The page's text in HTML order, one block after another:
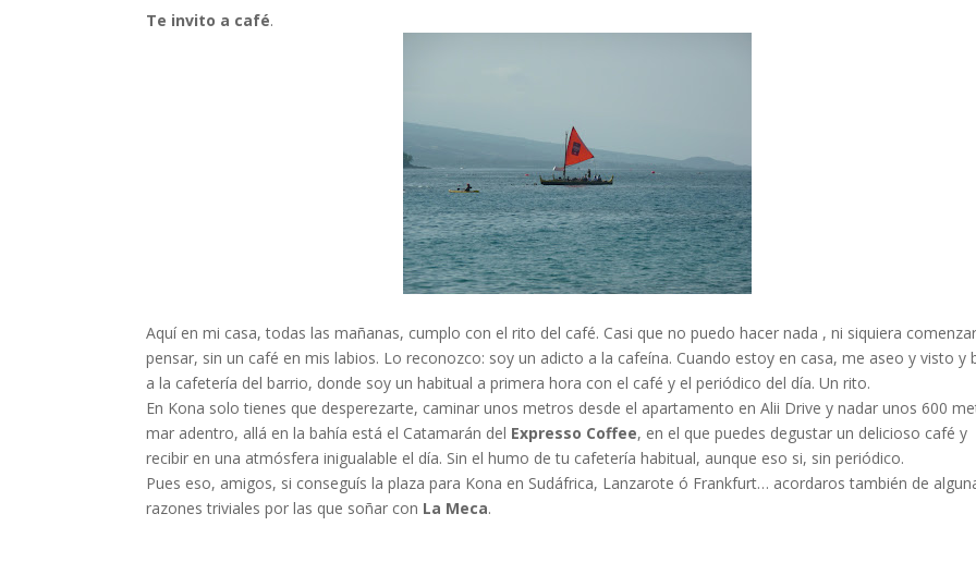
Te invito a café.
Aquí en mi casa, todas las mañanas, cumplo con el rito del café. Casi que no puedo hacer nada , ni siquiera
pensar, sin un café en mis labios. Lo reconozco: soy un adicto a la cafeína. Cuando estoy en casa, me aseo y visto y
a la cafetería del barrio, donde soy un habitual a primera hora con el café y el periódico del día. Un rito.
En Kona solo tienes que desperezarte, caminar unos metros desde el apartamento en Alii Drive y nadar unos 600
mar adentro, allá en la bahía está el Catamarán del Expresso Coffee, en el que puedes degustar un delicioso café y
recibir en una atmósfera inigualable el día. Sin el humo de tu cafetería habitual, aunque eso si, sin periódico.
Pues eso, amigos, si conseguís la plaza para Kona en Sudáfrica, Lanzarote ó Frankfurt… acordaros también de
razones triviales por las que soñar con La Meca.